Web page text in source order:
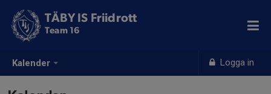
Kalender Logga in
TÄBY IS Friidrott
Team 16